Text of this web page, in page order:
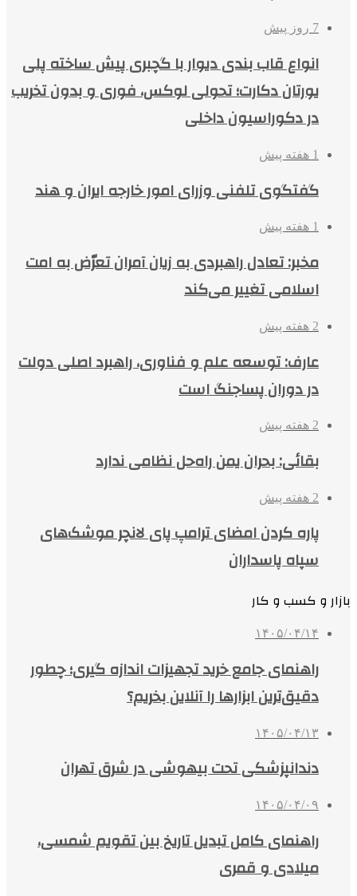
7 روز پیش
انواع قاب بندی دیوار با گچبری پیش ساخته پلی
یورتان دکارت؛ تحولی لوکس، فوری و بدون تخریب
در دکوراسیون داخلی
1 هفته پیش
گفتگوی تلفنی وزرای امور خارجه ایران و هند
1 هفته پیش
مخبر: تعادل راهبردی به زیان آمران تعرّض به امت
اسلامی تغییر می‌کند
2 هفته پیش
عارف: توسعه علم و فناوری، راهبرد اصلی دولت
در دوران پساجنگ است
2 هفته پیش
بقائی: بحران یمن راه‌حل نظامی ندارد
2 هفته پیش
پاره کردن امضای ترامپ پای لانچر موشک‌های
سپاه پاسداران
بازار و کسب و کار
۱۴۰۵/۰۴/۱۴
راهنمای جامع خرید تجهیزات اندازه گیری؛ چطور
دقیق‌ترین ابزارها را آنلاین بخریم؟
۱۴۰۵/۰۴/۱۳
دندانپزشکی تحت بیهوشی در شرق تهران
۱۴۰۵/۰۴/۰۹
راهنمای کامل تبدیل تاریخ بین تقویم شمسی،
میلادی و قمری